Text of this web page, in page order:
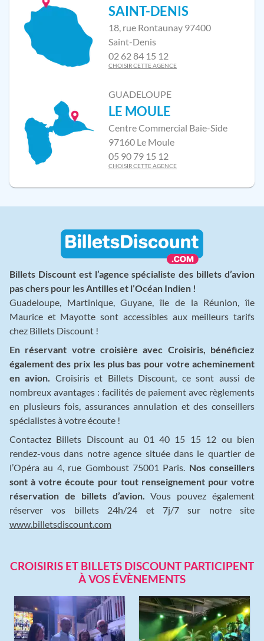
SAINT-DENIS
18, rue Rontaunay 97400
Saint-Denis
02 62 84 15 12
CHOISIR CETTE AGENCE
GUADELOUPE
LE MOULE
Centre Commercial Baie-Side
97160 Le Moule
05 90 79 15 12
CHOISIR CETTE AGENCE
Billets Discount est l’agence spécialiste des billets d’avion
pas chers pour les Antilles et l’Océan Indien !
Guadeloupe, Martinique, Guyane, île de la Réunion, île
Maurice et Mayotte sont accessibles aux meilleurs tarifs
chez Billets Discount !
En réservant votre croisière avec Croisiris, bénéficiez
également des prix les plus bas pour votre acheminement
en avion.
Croisiris et Billets Discount, ce sont aussi de
nombreux avantages : facilités de paiement avec règlements
en plusieurs fois, assurances annulation et des conseillers
spécialistes à votre écoute !
Contactez Billets Discount au 01 40 15 15 12 ou bien
rendez-vous dans notre agence située dans le quartier de
l’Opéra au 4, rue Gomboust 75001 Paris. Nos conseillers
sont à votre écoute pour tout renseignement pour votre
réservation de billets d’avion.
Vous pouvez également
réserver vos billets 24h/24 et 7j/7 sur notre site
www.billetsdiscount.com
CROISIRIS ET BILLETS DISCOUNT PARTICIPENT
À VOS ÉVÈNEMENTS